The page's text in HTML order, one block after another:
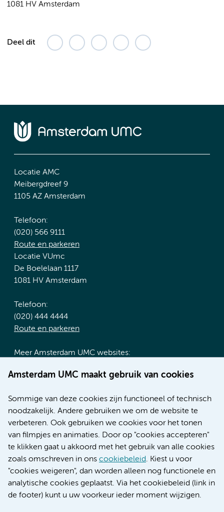
1081 HV Amsterdam
Deel dit
Amsterdam UMC maakt gebruik van cookies
Sommige van deze cookies zijn functioneel of technisch
noodzakelijk. Andere gebruiken we om de website te
verbeteren. Ook gebruiken we cookies voor het tonen
van filmpjes en animaties. Door op "cookies accepteren"
te klikken gaat u akkoord met het gebruik van alle cookies
zoals omschreven in ons cookiebeleid. Kiest u voor
"cookies weigeren", dan worden alleen nog functionele en
analytische cookies geplaatst. Via het cookiebeleid (link in
de footer) kunt u uw voorkeur ieder moment wijzigen.
Locatie AMC
Meibergdreef 9
1105 AZ Amsterdam
Telefoon:
(020) 566 9111
Route en parkeren
Locatie VUmc
De Boelelaan 1117
1081 HV Amsterdam
Telefoon:
(020) 444 4444
Route en parkeren
Meer Amsterdam UMC websites:
Werken bij Amsterdam UMC
Nieuws
Research
Educatie locatie AMC
Educatie locatie VUmc
Verwijzen & diagnostiek